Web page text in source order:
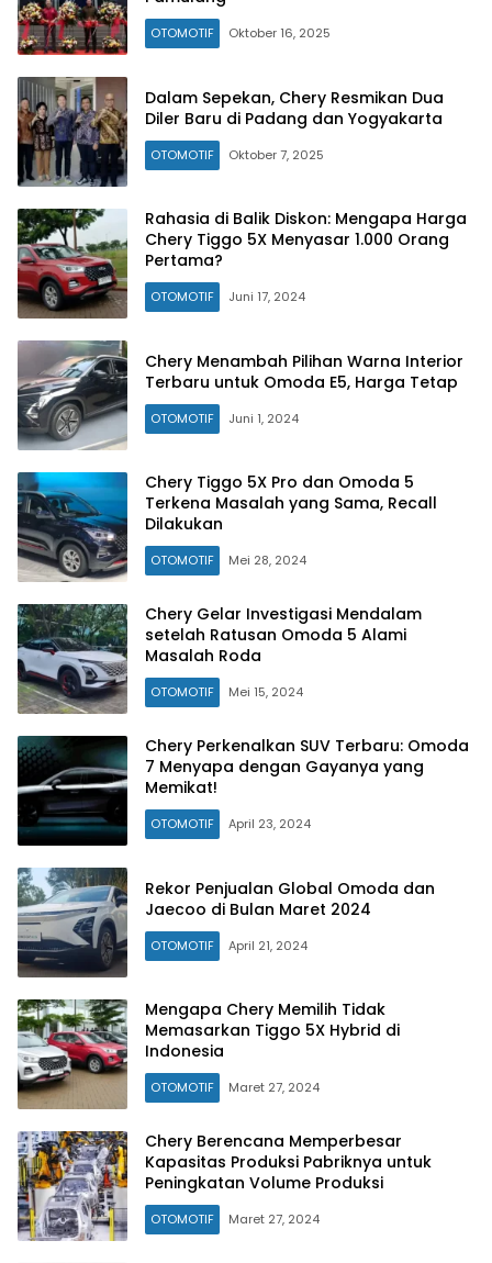
OTOMOTIF Oktober 16, 2025
Dalam Sepekan, Chery Resmikan Dua
Diler Baru di Padang dan Yogyakarta
OTOMOTIF Oktober 7, 2025
Rahasia di Balik Diskon: Mengapa Harga
Chery Tiggo 5X Menyasar 1.000 Orang
Pertama?
OTOMOTIF Juni 17, 2024
Chery Menambah Pilihan Warna Interior
Terbaru untuk Omoda E5, Harga Tetap
OTOMOTIF Juni 1, 2024
Chery Tiggo 5X Pro dan Omoda 5
Terkena Masalah yang Sama, Recall
Dilakukan
OTOMOTIF Mei 28, 2024
Chery Gelar Investigasi Mendalam
setelah Ratusan Omoda 5 Alami
Masalah Roda
OTOMOTIF Mei 15, 2024
Chery Perkenalkan SUV Terbaru: Omoda
7 Menyapa dengan Gayanya yang
Memikat!
OTOMOTIF April 23, 2024
Rekor Penjualan Global Omoda dan
Jaecoo di Bulan Maret 2024
OTOMOTIF April 21, 2024
Mengapa Chery Memilih Tidak
Memasarkan Tiggo 5X Hybrid di
Indonesia
OTOMOTIF Maret 27, 2024
Chery Berencana Memperbesar
Kapasitas Produksi Pabriknya untuk
Peningkatan Volume Produksi
OTOMOTIF Maret 27, 2024